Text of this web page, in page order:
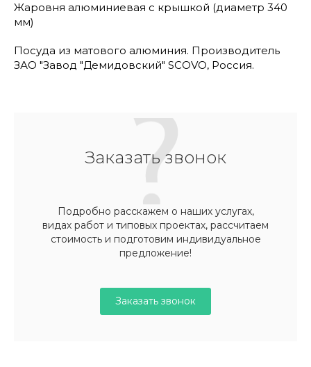
Жаровня алюминиевая с крышкой (диаметр 340
мм)
Посуда из матового алюминия. Производитель
ЗАО "Завод "Демидовский" SСOVO, Россия.
Заказать звонок
Подробно расскажем о наших услугах,
видах работ и типовых проектах, рассчитаем
стоимость и подготовим индивидуальное
предложение!
Заказать звонок